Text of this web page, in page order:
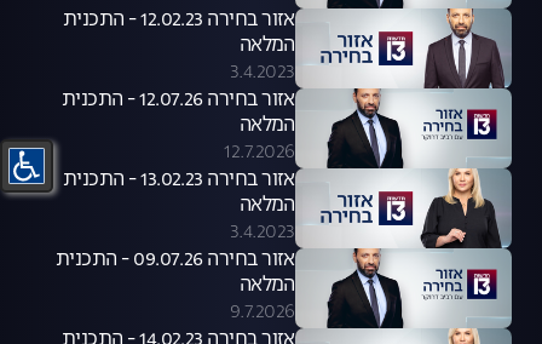
אזור בחירה 12.02.23 - התכנית
המלאה
3.4.2023
אזור בחירה 12.07.26 - התכנית
המלאה
12.7.2026
אזור בחירה 13.02.23 - התכנית
המלאה
3.4.2023
אזור בחירה 09.07.26 - התכנית
המלאה
9.7.2026